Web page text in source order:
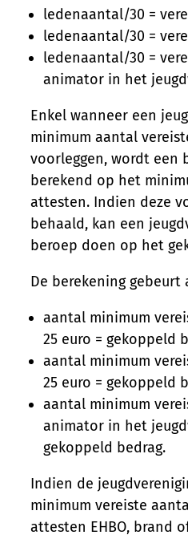
ledenaantal/30 =
ledenaantal/30 =
ledenaantal/30 =
animator in het
Enkel wanneer een
minimum aantal
voorleggen, wordt een
berekend op het
attesten. Indien deze
behaald, kan een
beroep doen op het
De berekening gebeurt
aantal minimum
25 euro = gekoppeld
aantal minimum
25 euro = gekoppeld
aantal minimum
animator in het
gekoppeld bedrag.
Indien de
minimum vereiste
attesten EHBO, brand